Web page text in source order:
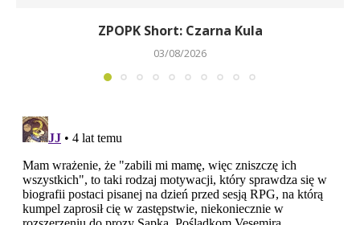
ZPOPK Short: Czarna Kula
03/08/2026